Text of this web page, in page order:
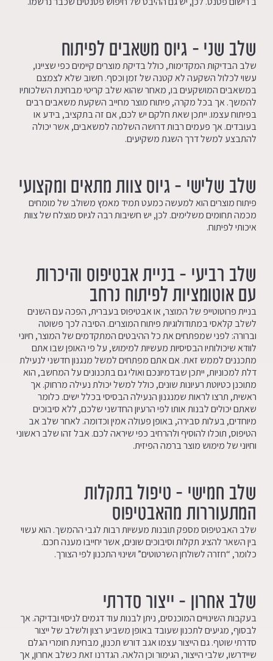
שלב שני – גיוס משאבים לפיתוח
שלב הבדיקות המקדימות, כולל בדיקת מוצרים קיימים כפי שציינו,
עשוי לכלול השקעה לא קטנה של זמן וכסף. חשוב שלא לצמצם
במשאבים המושקעים בו, מאחר שהוא שלב קריטי מבחינת השלכותיו
להמשך. אך בכל מקרה, פיתוח מוצר מחייב השקעת משאבים רבים
בפיתוח עצמו. ייתכן שאת חלקם יש לכם, אם זה בתקציב, בידע או
בעובדים. אך פעמים רבות דרושה השלמה למשאבים, אשר יכולה
להתבצע למשל דרך השגת משקיעים.
שלב שלישי – גיוס צוות מתאים ומקצועי
פיתוח מוצרים הוא למעשה כמעט תמיד מאמץ משולב של מומחים
מכמה תחומים משלימים. לכן, יש חשיבות רבה לגיוס מוצלח של צוות
איכותי לפיתוח.
שלב רביעי – בניית אבטיפוס והיכרות
עם אוטומציות לפיתוח נרחב
בניית פרוטוטייפ של המוצר, או אבטיפוס בעברית, הפכה עם השנים
לשלב קלאסי במתודולוגיות פיתוח המוצרים. הסיבה לכך פשוטה
וברורה: לפני שמפתחים את כל ההיבטים המתקדמים של המוצר, חיוני
לוודא שיכולותיו הבסיסיות מעשיות למימוש, על פי האופן שבו אתם
מתכננים לממש זאת. אם אתם מפתחים למשל מנגנון חדשני לנעילת
דלת למכוניות, ייתכן שבדמיונכם ואולי גם בתכנונים על המחשב, הוא
מתוכנן כטיוטת רעיונות שונים, כולל למשל יכולת נעילה מרחוק. אך
ראשית, תרצו לראות שמנגנון הנעילה הבסיסי בכלל ישים. כלומר
שאתם יכולים לבנות אותו לפי הרעיון החדשני שלכם, ללא סיבוכים
מיוחדים, בעלות סבירה, באופן פעולה אמין וכדומה. לאחר שלב אב
הטיפוס, תוכלו להוסיף ולהרחיב כפי שיראה לכם. אבל זהו שלב ראשוני
וחיוני של מימוש מוצר ברמה הפיזית.
שלב חמישי – טיפול בתקלות
המתעוררות מהאבטיפוס
שלב האבטיפוס מספק תובנות מעשיות רבות לגבי ההמשך. הוא עשוי
בין השאר להציג תקלות וסיבוכים שונים, אשר יחייבו מענה חכם.
כלומר, “חזרה לשולחן השרטוטים” ושינוי התכנון לפי הצורך.
שלב אחרון – ייצור סדרתי
בעקבות השינויים המוכנסים, ניתן לבנות עוד דגמים לניסוי ובדיקה. אך
לבסוף, מגיעים לתכנון שעובד באופן משביע רצון ולשלב של ייצור
סדרתי שוטף. גם הייצור עצמו אגב דורש תכנון, מבחינת חומרי הגלם
שיידרשו, שלבי הייצור, הגימור וכן הלאה. הגדרנו זאת כשלב אחרון, אך